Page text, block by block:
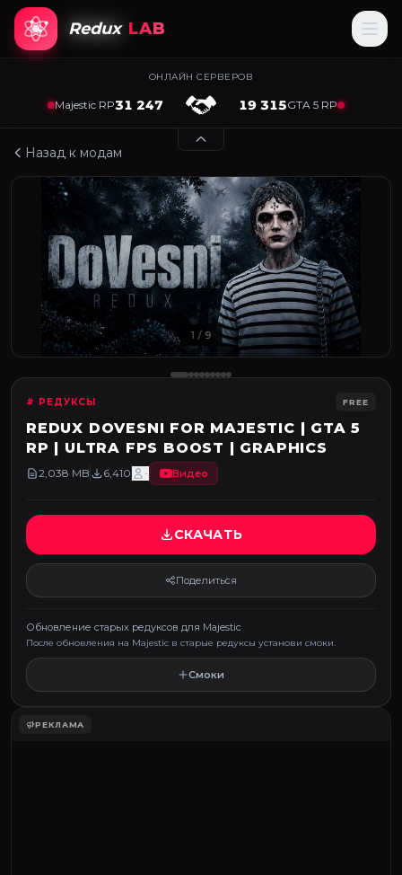
Redux LAB
ОНЛАЙН СЕРВЕРОВ
Majestic RP31 247 19 315GTA 5 RP
Назад к модам
1 / 9
# РЕДУКСЫ FREE
REDUX DOVESNI FOR MAJESTIC | GTA 5
RP | ULTRA FPS BOOST | GRAPHICS
2,038 MB 6,410 - Видео
СКАЧАТЬ
Поделиться
Обновление старых редуксов для Majestic
После обновления на Majestic в старые редуксы установи смоки.
Смоки
РЕКЛАМА